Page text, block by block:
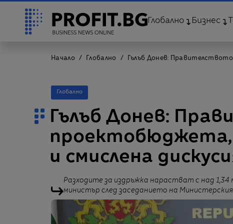
Глобално Бизнес
Начало Глобално Гълъб Донев:
Глобално
Гълъб Донев:
проектобюджета,
и смислена
Разходите за издръжка нарастват с над 1,34
министър след заседанието на